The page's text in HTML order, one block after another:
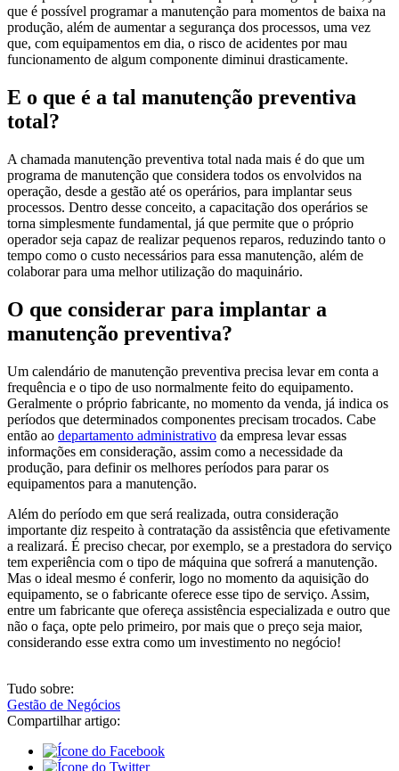
que é possível programar a manutenção para momentos de baixa na
produção, além de aumentar a segurança dos processos, uma vez
que, com equipamentos em dia, o risco de acidentes por mau
funcionamento de algum componente diminui drasticamente.
E o que é a tal manutenção preventiva
total?
A chamada manutenção preventiva total nada mais é do que um
programa de manutenção que considera todos os envolvidos na
operação, desde a gestão até os operários, para implantar seus
processos. Dentro desse conceito, a capacitação dos operários se
torna simplesmente fundamental, já que permite que o próprio
operador seja capaz de realizar pequenos reparos, reduzindo tanto o
tempo como o custo necessários para essa manutenção, além de
colaborar para uma melhor utilização do maquinário.
O que considerar para implantar a
manutenção preventiva?
Um calendário de manutenção preventiva precisa levar em conta a
frequência e o tipo de uso normalmente feito do equipamento.
Geralmente o próprio fabricante, no momento da venda, já indica os
períodos que determinados componentes precisam trocados. Cabe
então ao departamento administrativo da empresa levar essas
informações em consideração, assim como a necessidade da
produção, para definir os melhores períodos para parar os
equipamentos para a manutenção.
Além do período em que será realizada, outra consideração
importante diz respeito à contratação da assistência que efetivamente
a realizará. É preciso checar, por exemplo, se a prestadora do serviço
tem experiência com o tipo de máquina que sofrerá a manutenção.
Mas o ideal mesmo é conferir, logo no momento da aquisição do
equipamento, se o fabricante oferece esse tipo de serviço. Assim,
entre um fabricante que ofereça assistência especializada e outro que
não o faça, opte pelo primeiro, por mais que o preço seja maior,
considerando esse extra como um investimento no negócio!
Tudo sobre:
Gestão de Negócios
Compartilhar artigo: